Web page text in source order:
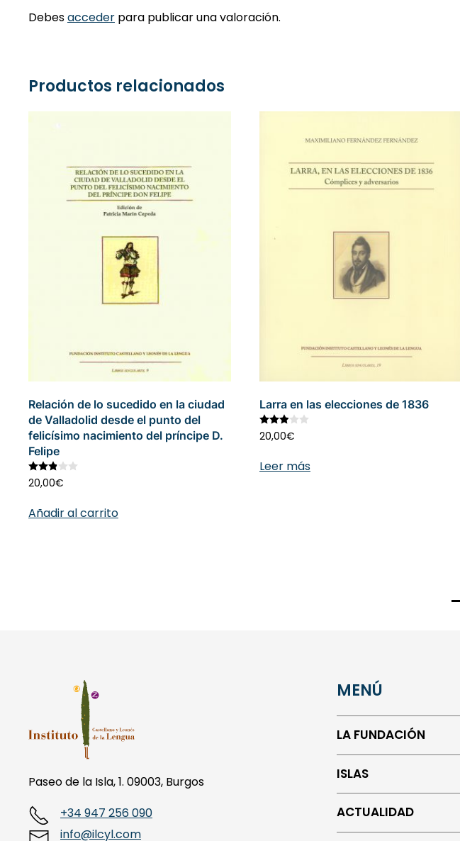
Debesacceder para publicar una valoración.
Productos relacionados
Relación de lo sucedido en la ciudad
de Valladolid desde el punto del
felicísimo nacimiento del príncipe D.
Felipe
20,00€
Añadir al carrito
Larra en las elecciones de 1836
20,00€
Leer más
Paseo de la Isla, 1. 09003, Burgos
+34 947 256 090
info@ilcyl.com
MENÚ
LA FUNDACIÓN
ISLAS
ACTUALIDAD